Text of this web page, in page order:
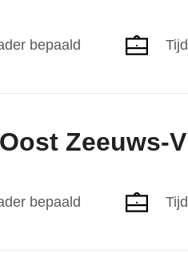
bepaald
Zeeuws-
bepaald